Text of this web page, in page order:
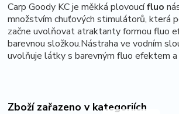
Carp Goody KC je měkká plovoucífluo
množstvím chuťových stimulátorů, která
začne uvolňovat atraktanty formou fluo
barevnou složkou.Nástraha ve vodním
uvolňuje látky s barevným fluo efektem a
Zboží zařazeno v kategoriích